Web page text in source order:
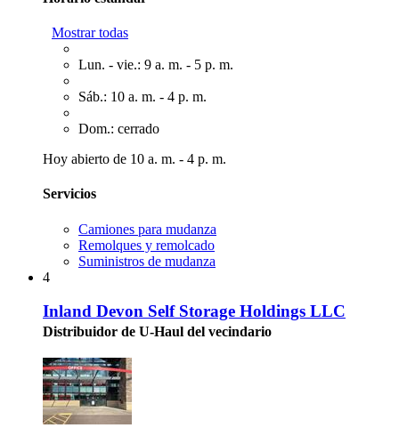
Mostrar todas
Lun. - vie.: 9 a. m. - 5 p. m.
Sáb.: 10 a. m. - 4 p. m.
Dom.: cerrado
Hoy abierto de 10 a. m. - 4 p. m.
Servicios
Camiones para mudanza
Remolques y remolcado
Suministros de mudanza
4
Inland Devon Self Storage Holdings LLC
Distribuidor de U-Haul del vecindario